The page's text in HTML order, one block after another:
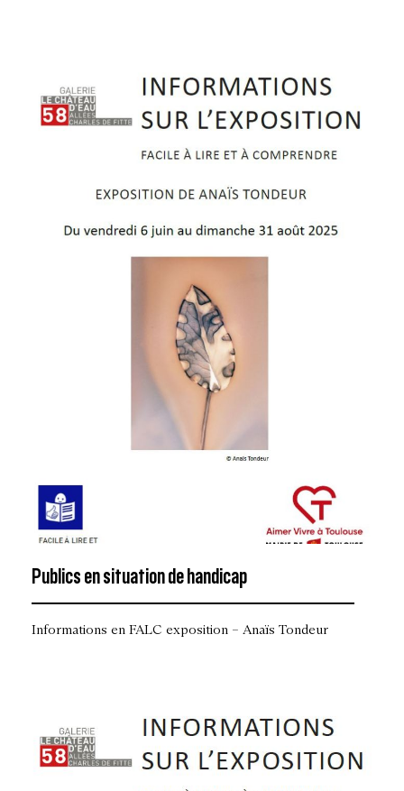
Informations en FALC exposition – Anaïs Tondeur
Publics en situation de handicap